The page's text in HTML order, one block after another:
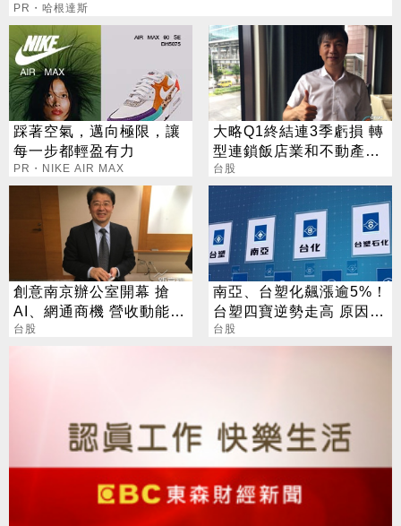
PR・哈根達斯
踩著空氣，邁向極限，讓
每一步都輕盈有力
PR・NIKE AIR MAX
大略Q1終結連3季虧損 轉
型連鎖飯店業和不動產管
理
台股
創意南京辦公室開幕 搶
AI、網通商機 營收動能看
增
台股
南亞、台塑化飆漲逾5%！
台塑四寶逆勢走高 原因找
到了
台股